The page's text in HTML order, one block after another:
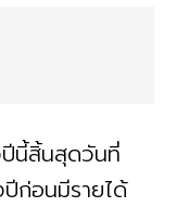
ปีนี้สิ้นสุดวันที่
ก่อนมีรายได้